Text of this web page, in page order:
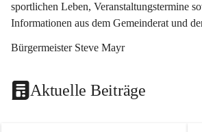
sportlichen Leben, Veranstaltungstermine
Informationen aus dem Gemeinderat und
Bürgermeister Steve Mayr
Aktuelle Beiträge